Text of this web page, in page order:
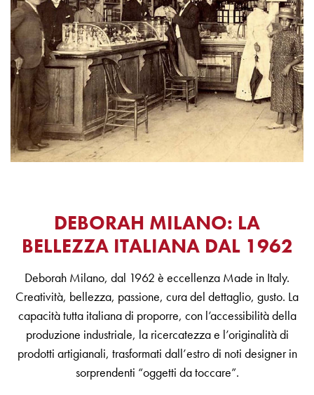
DEBORAH MILANO: LA
BELLEZZA ITALIANA DAL 1962
Deborah Milano, dal 1962 è eccellenza Made in Italy.
Creatività, bellezza, passione, cura del dettaglio, gusto. La
capacità tutta italiana di proporre, con l’accessibilità della
produzione industriale, la ricercatezza e l’originalità di
prodotti artigianali, trasformati dall’estro di noti designer in
sorprendenti “oggetti da toccare”.